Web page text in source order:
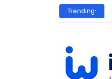
Trending: